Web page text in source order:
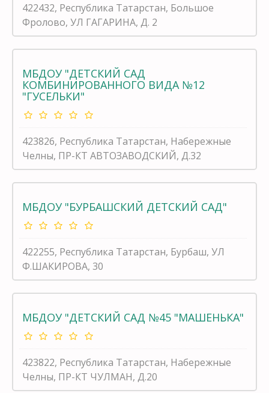
422432, Республика Татарстан, Большое
Фролово, УЛ ГАГАРИНА, Д. 2
МБДОУ "ДЕТСКИЙ САД
КОМБИНИРОВАННОГО ВИДА №12
"ГУСЕЛЬКИ"
423826, Республика Татарстан, Набережные
Челны, ПР-КТ АВТОЗАВОДСКИЙ, Д.32
МБДОУ "БУРБАШСКИЙ ДЕТСКИЙ САД"
422255, Республика Татарстан, Бурбаш, УЛ
Ф.ШАКИРОВА, 30
МБДОУ "ДЕТСКИЙ САД №45 "МАШЕНЬКА"
423822, Республика Татарстан, Набережные
Челны, ПР-КТ ЧУЛМАН, Д.20